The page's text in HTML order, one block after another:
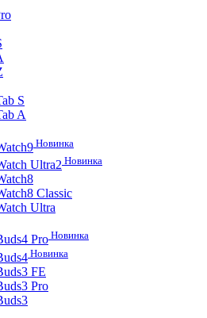
S
A
Новинка
Ultra2 Новинка
Classic
Ultra
Pro Новинка
Новинка
FE
Pro